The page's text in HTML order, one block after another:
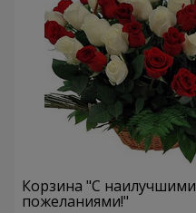
Корзина "С наилучшими
пожеланиями!"